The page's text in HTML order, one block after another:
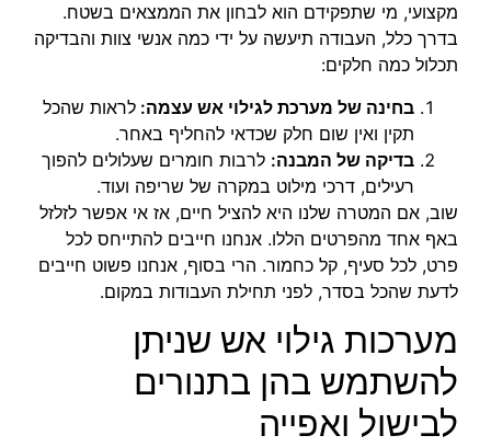
מקצועי, מי שתפקידם הוא לבחון את הממצאים בשטח.
בדרך כלל, העבודה תיעשה על ידי כמה אנשי צוות והבדיקה
תכלול כמה חלקים:
בחינה של מערכת לגילוי אש עצמה: לראות שהכל
תקין ואין שום חלק שכדאי להחליף באחר.
בדיקה של המבנה: לרבות חומרים שעלולים להפוך
רעילים, דרכי מילוט במקרה של שריפה ועוד.
שוב, אם המטרה שלנו היא להציל חיים, אז אי אפשר לזלזל
באף אחד מהפרטים הללו. אנחנו חייבים להתייחס לכל
פרט, לכל סעיף, קל כחמור. הרי בסוף, אנחנו פשוט חייבים
לדעת שהכל בסדר, לפני תחילת העבודות במקום.
מערכות גילוי אש שניתן
להשתמש בהן בתנורים
לבישול ואפייה